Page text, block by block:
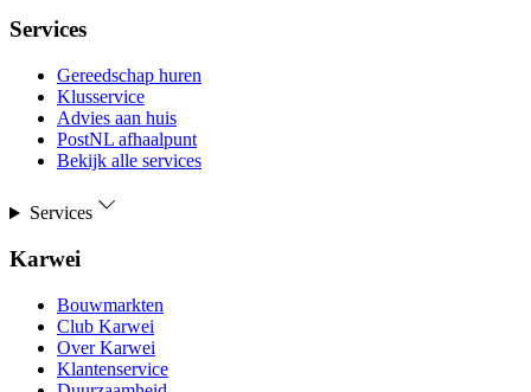
Services
Gereedschap huren
Klusservice
Advies aan huis
PostNL afhaalpunt
Bekijk alle services
Services
Karwei
Bouwmarkten
Club Karwei
Over Karwei
Klantenservice